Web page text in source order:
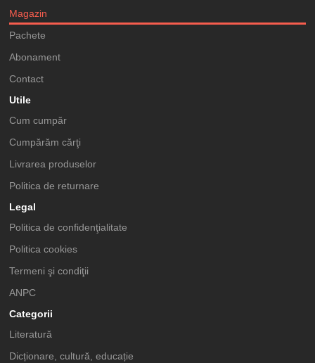
Magazin
Pachete
Abonament
Contact
Utile
Cum cumpăr
Cumpărăm cărţi
Livrarea produselor
Politica de returnare
Legal
Politica de confidenţialitate
Politica cookies
Termeni şi condiţii
ANPC
Categorii
Literatură
Dicționare, cultură, educație